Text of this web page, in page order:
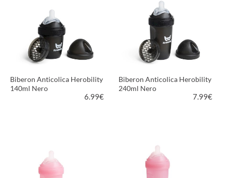
Biberon Anticolica Herobility
140ml Nero
6.99€
Biberon Anticolica Herobility
240ml Nero
7.99€